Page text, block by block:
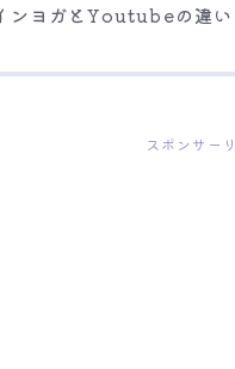
ンヨガとYoutubeの違
スポンサー